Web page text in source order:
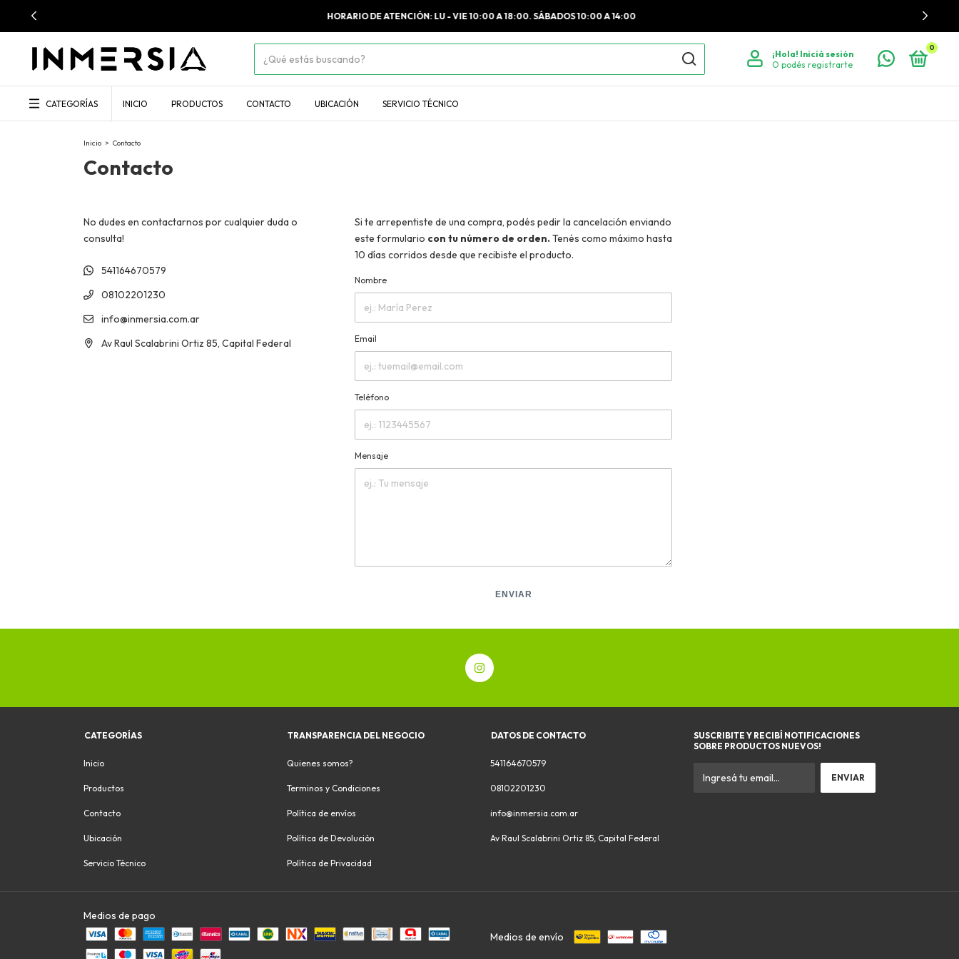
HORARIO DE ATENCIÓN: LU - VIE 10:00 A 18:00. SÁBADOS 10:00 A 14:00
¡Hola! Iniciá sesión
O podés registrarte
0
CATEGORÍAS INICIO PRODUCTOS CONTACTO UBICACIÓN SERVICIO TÉCNICO
Inicio > Contacto
Contacto
No dudes en contactarnos por cualquier duda o
consulta!
541164670579
08102201230
info@inmersia.com.ar
Av Raul Scalabrini Ortiz 85, Capital Federal
Si te arrepentiste de una compra, podés pedir la cancelación enviando
este formulario con tu número de orden.Tenés como máximo hasta
10 días corridos desde que recibiste el producto.
Nombre
Email
Teléfono
Mensaje
ENVIAR
CATEGORÍAS
Inicio
Productos
Contacto
Ubicación
Servicio Técnico
TRANSPARENCIA DEL NEGOCIO
Quienes somos?
Terminos y Condiciones
Política de envíos
Política de Devolución
Política de Privacidad
DATOS DE CONTACTO
541164670579
08102201230
info@inmersia.com.ar
Av Raul Scalabrini Ortiz 85, Capital Federal
SUSCRIBITE Y RECIBÍ NOTIFICACIONES
SOBRE PRODUCTOS NUEVOS!
Medios de pago
Medios de envío